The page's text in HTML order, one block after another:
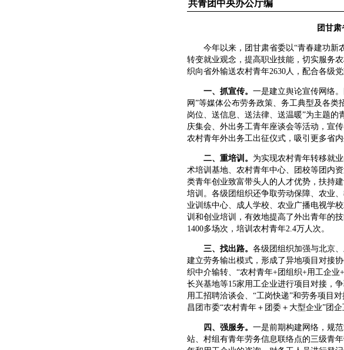
共青团中央办公厅编
团甘
今年以来，团甘肃省委以“青春建功新农
转变就业观念，提高职业技能，切实服务
织向省外输送农村青年2630人，配合各级党
一、抓宣传。 一是建立舆论宣传网络
网”等媒体公布劳务政策、务工典型及各
岗位、送信息、送法律、送温暖”为主题
庆集会、外出务工青年座谈会等活动，宣
农村青年外出务工出征仪式，吸引更多省
二、重培训。 为实现农村青年转移就
术培训基地、农村青年中心、团校等团内
类青年创业致富带头人的人才优势，扶持
培训。各级团组织还争取劳动保障、农业
业训练中心、成人学校、农业广播电视学
训和创业培训，有效地提高了外出青年的
1400多场次，培训农村青年2.4万人次。
三、找出路。 各级团组织加强与北京
建立劳务输出模式，形成了异地项目对接
织中介输转、“农村青年+团组织+用工企
长兴基地等15家用工企业进行项目对接，
用工招聘洽谈会、“工岗快递”和劳务项目
昌团市委“农村青年＋团委＋大型企业”团企
四、强服务。 一是前期构建网络，规
站、村组有青年劳务信息联络点的三级青